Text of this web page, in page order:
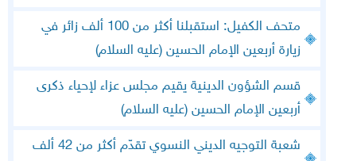
متحف الكفيل: استقبلنا أكثر من 100 ألف زائر في
زيارة أربعين الإمام الحسين (عليه السلام)
قسم الشؤون الدينية يقيم مجلس عزاء لإحياء ذكرى
أربعين الإمام الحسين (عليه السلام)
شعبة التوجيه الديني النسوي تقدّم أكثر من 42 ألف